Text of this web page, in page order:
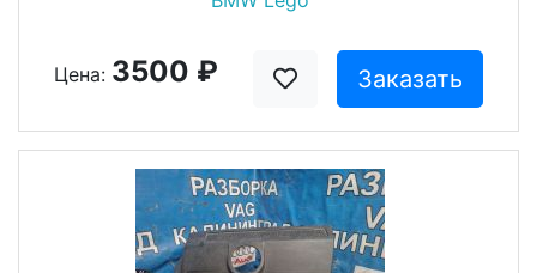
Цена: 3500 ₽ Заказать